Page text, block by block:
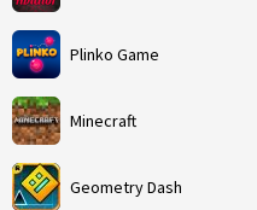
Plinko Game
Minecraft
Geometry Dash